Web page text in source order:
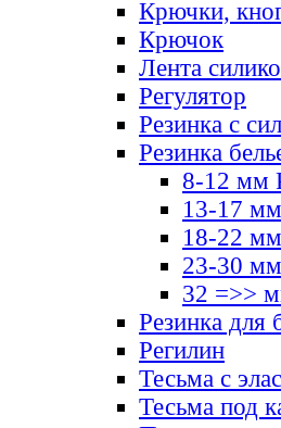
Крючки,
Крючок
Лента
Регулятор
Резинка с
Резинка
8-12 мм
13-17 мм
18-22 мм
23-30 мм
32 =>>
Резинка для
Регилин
Тесьма с
Тесьма под